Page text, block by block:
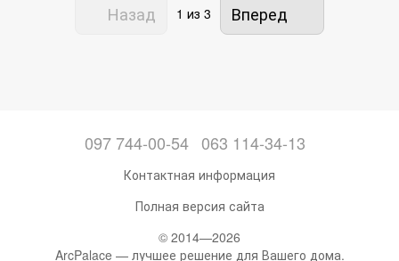
Назад 1 из 3 Вперед
097 744-00-54 063 114-34-13
Контактная информация
Полная версия сайта
© 2014—2026
ArcPalace — лучшее решение для Вашего дома.